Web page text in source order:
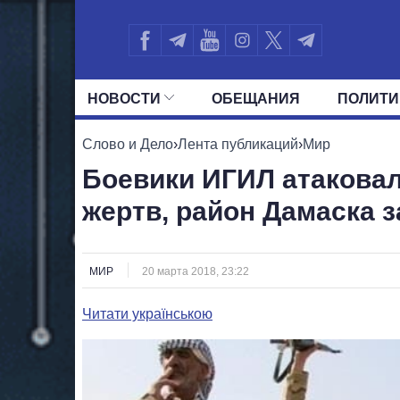
НОВОСТИ ОБЕЩАНИЯ
ВСЕ ПОЛИТИКИ ПРЕЗИДЕНТ И
Слово и Дело›Лента публикаций›Мир
Боевики ИГИЛ
жертв, район Дамаска
МИР 20 марта 2018, 23:22
Читати українською